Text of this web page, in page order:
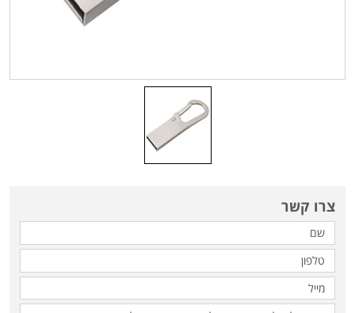
צרו קשר